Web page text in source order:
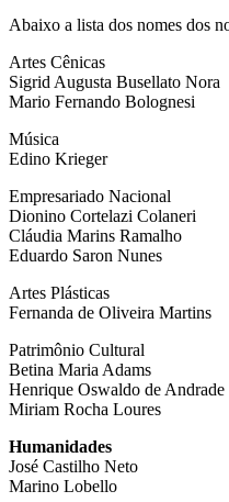
Abaixo a lista dos nomes dos
Artes Cênicas
Sigrid Augusta Busellato Nora
Mario Fernando Bolognesi
Música
Edino Krieger
Empresariado Nacional
Dionino Cortelazi Colaneri
Cláudia Marins Ramalho
Eduardo Saron Nunes
Artes Plásticas
Fernanda de Oliveira Martins
Patrimônio Cultural
Betina Maria Adams
Henrique Oswaldo de Andrade
Miriam Rocha Loures
Humanidades
José Castilho Neto
Marino Lobello